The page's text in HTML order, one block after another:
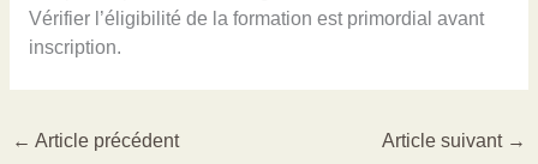
Vérifier l’éligibilité de la formation est primordial avant
inscription.
← Article précédent Article suivant →